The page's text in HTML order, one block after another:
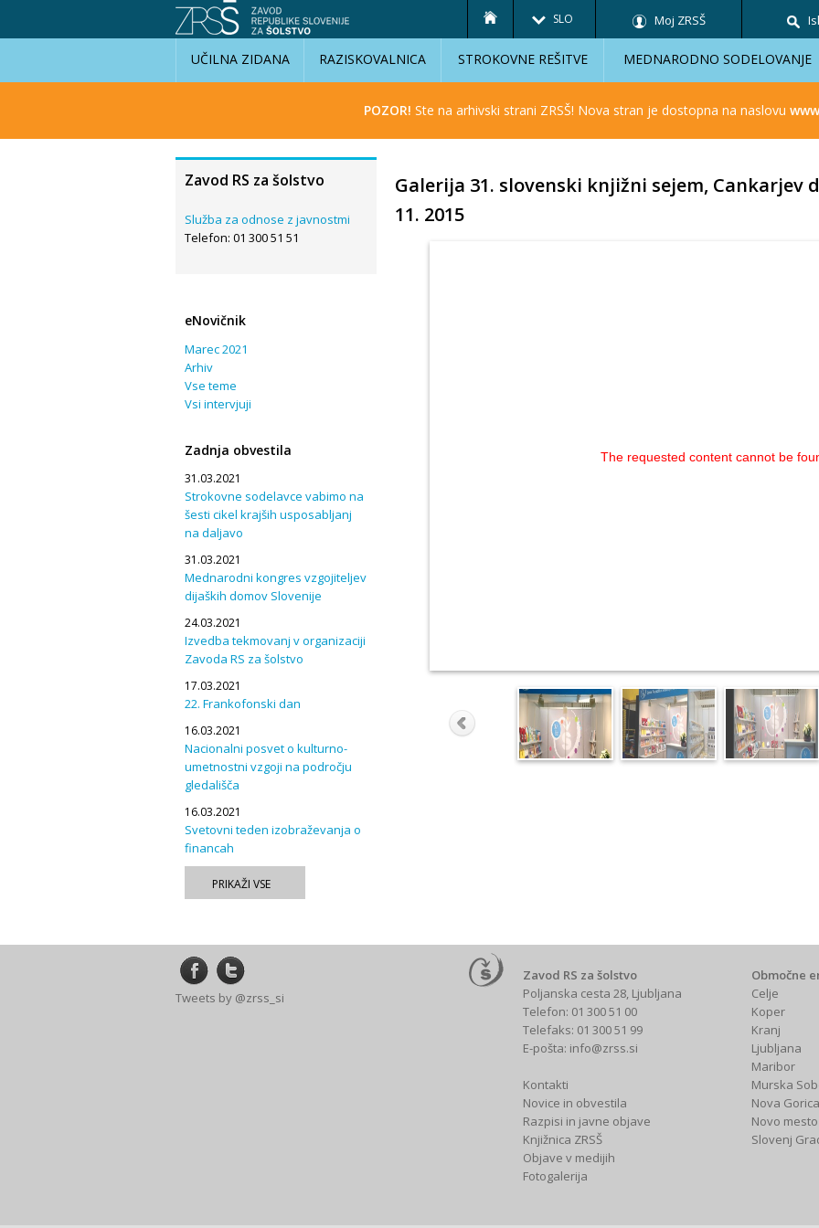
SLO Moj ZRSŠ
UČILNA ZIDANA RAZISKOVALNICA STROKOVNE REŠITVE MEDNARODNO SODELOVANJE
POZOR! Ste na arhivski strani ZRSŠ! Nova stran je dostopna na naslovu
Zavod RS za šolstvo
Služba za odnose z javnostmi
Telefon: 01 300 51 51
eNovičnik
Marec 2021
Arhiv
Vse teme
Vsi intervjuji
Zadnja obvestila
31.03.2021
Strokovne sodelavce vabimo na
šesti cikel krajših usposabljanj
na daljavo
31.03.2021
Mednarodni kongres vzgojiteljev
dijaških domov Slovenije
24.03.2021
Izvedba tekmovanj v organizaciji
Zavoda RS za šolstvo
17.03.2021
22. Frankofonski dan
16.03.2021
Nacionalni posvet o kulturno-
umetnostni vzgoji na področju
gledališča
16.03.2021
Svetovni teden izobraževanja o
financah
PRIKAŽI VSE
Galerija 31. slovenski knjižni sejem, Cankarjev
11. 2015
The requested content cannot be
Tweets by @zrss_si
Zavod RS za šolstvo
Poljanska cesta 28, Ljubljana
Telefon: 01 300 51 00
Telefaks: 01 300 51 99
E-pošta: info@zrss.si
Kontakti
Novice in obvestila
Razpisi in javne objave
Knjižnica ZRSŠ
Objave v medijih
Fotogalerija
Območne
Celje
Koper
Kranj
Ljubljana
Maribor
Murska
Nova Gorica
Novo mesto
Slovenj